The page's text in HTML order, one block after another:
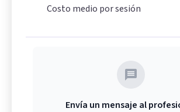
Costo medio por sesión
Envía un mensaje al